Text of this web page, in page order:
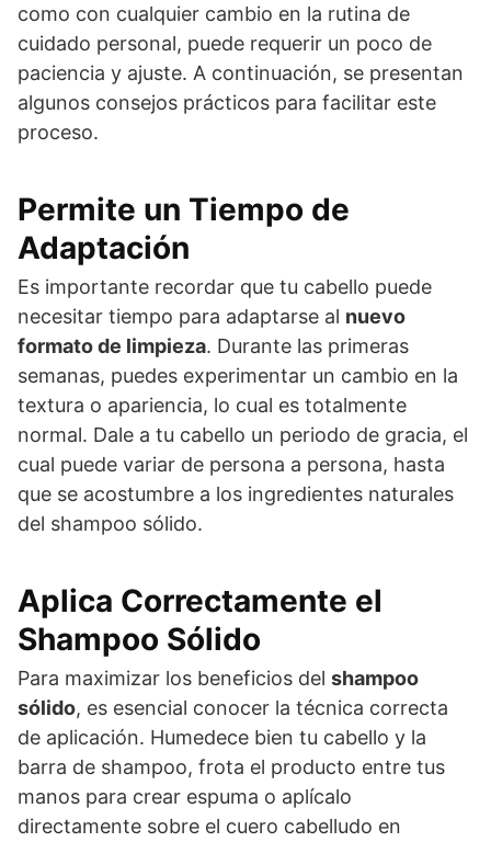
como con cualquier cambio en la rutina de
cuidado personal, puede requerir un poco de
paciencia y ajuste. A continuación, se presentan
algunos consejos prácticos para facilitar este
proceso.
Permite un Tiempo de
Adaptación
Es importante recordar que tu cabello puede
necesitar tiempo para adaptarse al nuevo
formato de limpieza. Durante las primeras
semanas, puedes experimentar un cambio en la
textura o apariencia, lo cual es totalmente
normal. Dale a tu cabello un periodo de gracia, el
cual puede variar de persona a persona, hasta
que se acostumbre a los ingredientes naturales
del shampoo sólido.
Aplica Correctamente el
Shampoo Sólido
Para maximizar los beneficios del shampoo
sólido, es esencial conocer la técnica correcta
de aplicación. Humedece bien tu cabello y la
barra de shampoo, frota el producto entre tus
manos para crear espuma o aplícalo
directamente sobre el cuero cabelludo en